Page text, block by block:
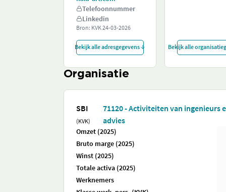
Telefoonnummer
Linkedin
Bron: KVK24-03-2026
Bekijk alle adresgegevens Bekijk alle
Organisatie
SBI
(KVK)
71120 - Activiteiten van ingenieurs
advies
Omzet (2025)
Bruto marge (2025)
Winst (2025)
Totale activa (2025)
Werknemers